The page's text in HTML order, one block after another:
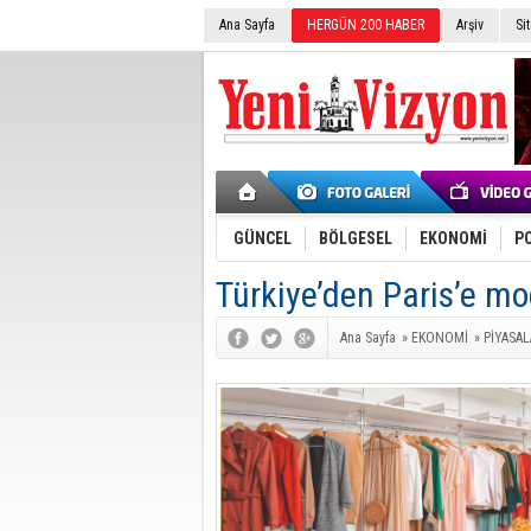
Ana Sayfa HERGÜN 200 HABER Arşiv
GÜNCEL BÖLGESEL EKONOMİ
Türkiye’den Paris’e
Ana Sayfa » EKONOMİ »